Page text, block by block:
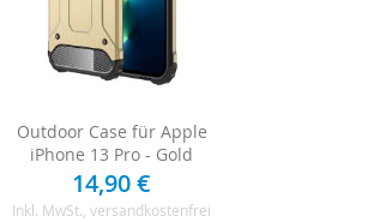
Outdoor Case für Apple
iPhone 13 Pro - Gold
14,90 €
Inkl. MwSt. , versandkostenfrei